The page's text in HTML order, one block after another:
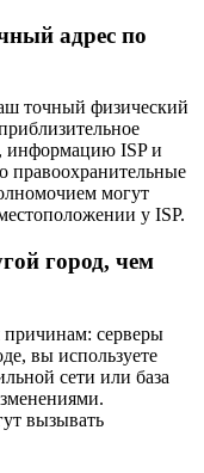
адрес по
точный физический
информацию ISP и
правоохранительные
могут
у ISP.
город, чем
причинам: серверы
вы используете
сети или база
вызывать